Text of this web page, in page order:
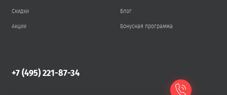
Скидки
Акции
Блог
Бонусная программа
+7 (495) 221-87-34